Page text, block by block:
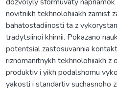
novitnikh tekhnolohiiakh zamist
bahatostadiinosti ta z
tradytsiinoi khimii. Pokazano
potentsial zastosuvannia
riznomanitnykh tekhnolohiiakh z
produktiv i yikh podalshomu
yakosti i standartiv suchasnoho